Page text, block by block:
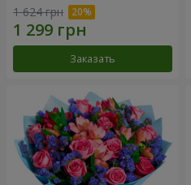
1 624 грн
Заказать